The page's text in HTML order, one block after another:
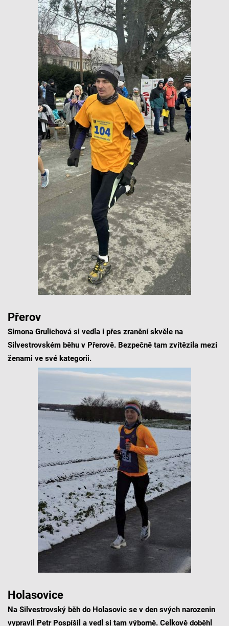
Přerov
Simona Grulichová si vedla i přes zranění skvěle na
Silvestrovském běhu v Přerově. Bezpečně tam zvítězila mezi
ženami ve své kategorii.
Holasovice
Na Silvestrovský běh do Holasovic se v den svých narozenin
vypravil Petr Pospíšil a vedl si tam výborně. Celkově doběhl